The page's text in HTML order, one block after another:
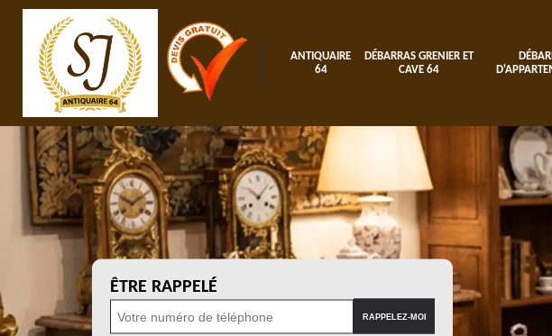
ANTIQUAIRE
64
DÉBARRAS GRENIER ET
CAVE 64
ÊTRE RAPPELÉ